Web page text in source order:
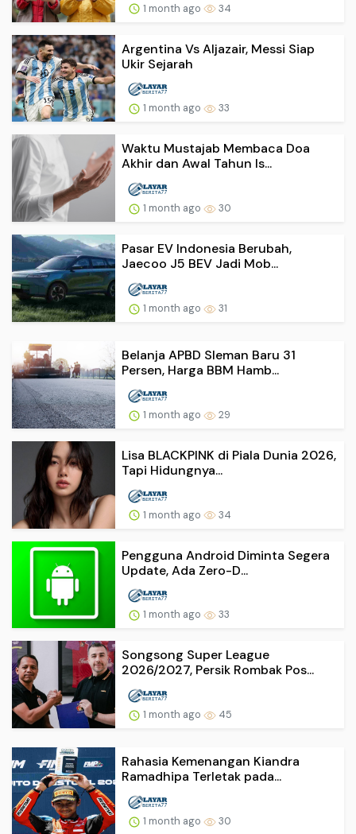
1 month ago 34
Argentina Vs Aljazair, Messi Siap
Ukir Sejarah
1 month ago 33
Waktu Mustajab Membaca Doa
Akhir dan Awal Tahun Is...
1 month ago 30
Pasar EV Indonesia Berubah,
Jaecoo J5 BEV Jadi Mob...
1 month ago 31
Belanja APBD Sleman Baru 31
Persen, Harga BBM Hamb...
1 month ago 29
Lisa BLACKPINK di Piala Dunia 2026,
Tapi Hidungnya...
1 month ago 34
Pengguna Android Diminta Segera
Update, Ada Zero-D...
1 month ago 33
Songsong Super League
2026/2027, Persik Rombak Pos...
1 month ago 45
Rahasia Kemenangan Kiandra
Ramadhipa Terletak pada...
1 month ago 30